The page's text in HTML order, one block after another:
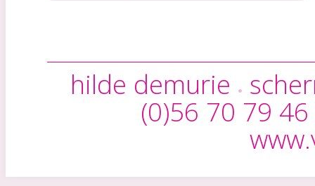
hilde demurie
(0)56 70 79 46